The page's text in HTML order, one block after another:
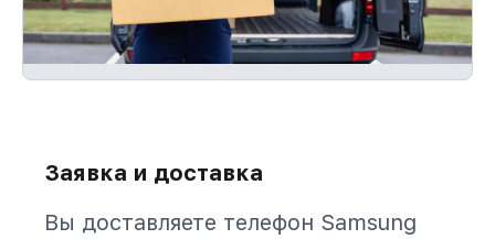
Заявка и доставка
Вы доставляете телефон Samsung